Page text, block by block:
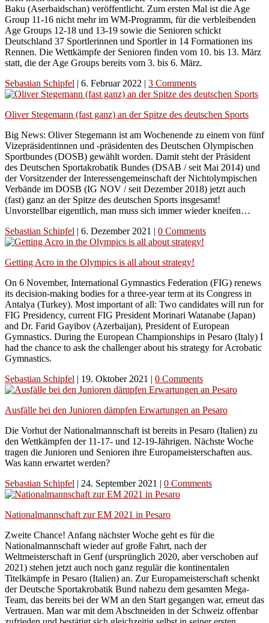
Baku (Aserbaidschan) veröffentlicht. Zum ersten Mal ist die Age
Group 11-16 nicht mehr im WM-Programm, für die verbleibenden
Age Groups 12-18 und 13-19 sowie die Senioren schickt
Deutschland 37 Sportlerinnen und Sportler in 14 Formationen ins
Rennen. Die Wettkämpfe der Senioren finden vom 10. bis 13. März
statt, die der Age Groups bereits vom 3. bis 6. März.
Sebastian Schipfel | 6. Februar 2022 | 3 Comments
Oliver Stegemann (fast ganz) an der Spitze des deutschen Sports
Big News: Oliver Stegemann ist am Wochenende zu einem von fünf
Vizepräsidentinnen und -präsidenten des Deutschen Olympischen
Sportbundes (DOSB) gewählt worden. Damit steht der Präsident
des Deutschen Sportakrobatik Bundes (DSAB / seit Mai 2014) und
der Vorsitzender der Interessengemeinschaft der Nichtolympischen
Verbände im DOSB (IG NOV / seit Dezember 2018) jetzt auch
(fast) ganz an der Spitze des deutschen Sports insgesamt!
Unvorstellbar eigentlich, man muss sich immer wieder kneifen…
Sebastian Schipfel | 6. Dezember 2021 | 0 Comments
Getting Acro in the Olympics is all about strategy!
On 6 November, International Gymnastics Federation (FIG) renews
its decision-making bodies for a three-year term at its Congress in
Antalya (Turkey). Most important of all: Two candidates will run for
FIG Presidency, current FIG President Morinari Watanabe (Japan)
and Dr. Farid Gayibov (Azerbaijan), President of European
Gymnastics. During the European Championships in Pesaro (Italy) I
had the chance to ask the challenger about his strategy for Acrobatic
Gymnastics.
Sebastian Schipfel | 19. Oktober 2021 | 0 Comments
Ausfälle bei den Junioren dämpfen Erwartungen an Pesaro
Die Vorhut der Nationalmannschaft ist bereits in Pesaro (Italien) zu
den Wettkämpfen der 11-17- und 12-19-Jährigen. Nächste Woche
tragen die Junioren und Senioren ihre Europameisterschaften aus.
Was kann erwartet werden?
Sebastian Schipfel | 24. September 2021 | 0 Comments
Nationalmannschaft zur EM 2021 in Pesaro
Zweite Chance! Anfang nächster Woche geht es für die
Nationalmannschaft wieder auf große Fahrt, nach der
Weltmeisterschaft in Genf (ursprünglich 2020, aber verschoben auf
2021) stehen jetzt auch noch ganz regulär die kontinentalen
Titelkämpfe in Pesaro (Italien) an. Zur Europameisterschaft schenkt
der Deutsche Sportakrobatik Bund nahezu dem gesamten Mega-
Team, das bereits bei der WM an den Start gegangen war, erneut das
Vertrauen. Man war mit dem Abschneiden in der Schweiz offenbar